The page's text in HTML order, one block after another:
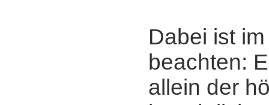
Dabei ist
beachten:
allein der